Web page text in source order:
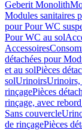
Geberit Monolith
Modules sanitaires
pour Pour WC
Pour WC au sol
Accessoires
détachées pour
et au solPièces
solUrinoirsUrinoirs,
rinçagePièces
rinçage, avec
Sans couvercle
de rinçagePièces